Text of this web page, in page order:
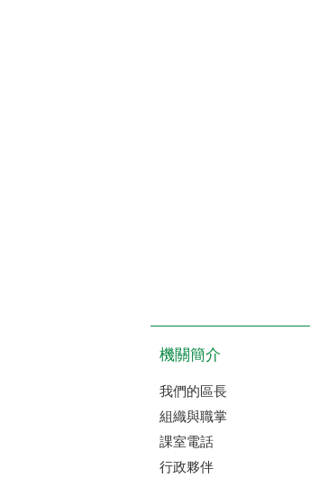
機關簡介
我們的區長
組織與職掌
課室電話
行政夥伴